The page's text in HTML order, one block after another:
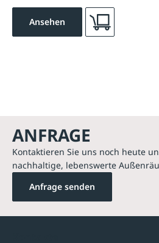
Ansehen
ANFRAGE
Kontaktieren Sie uns noch heute
nachhaltige, lebenswerte
Anfrage senden